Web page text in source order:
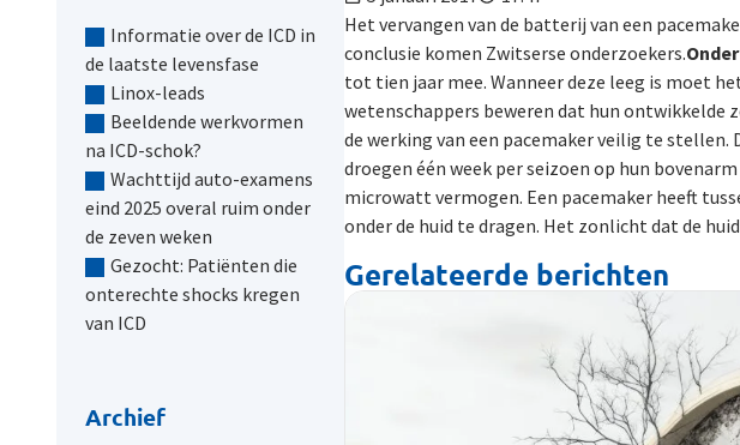
Informatie over de ICD in
de laatste levensfase
Linox-leads
Beeldende werkvormen
na ICD-schok?
Wachttijd auto-examens
eind 2025 overal ruim onder
de zeven weken
Gezocht: Patiënten die
onterechte shocks kregen
van ICD
Archief
Het vervangen van de batterij van een
conclusie komen Zwitserse onderzoekers.
tot tien jaar mee. Wanneer deze leeg is moet
wetenschappers beweren dat hun ontwikkelde
de werking van een pacemaker veilig te stellen.
droegen één week per seizoen op hun
microwatt vermogen. Een pacemaker heeft
onder de huid te dragen. Het zonlicht dat de
Gerelateerde berichten